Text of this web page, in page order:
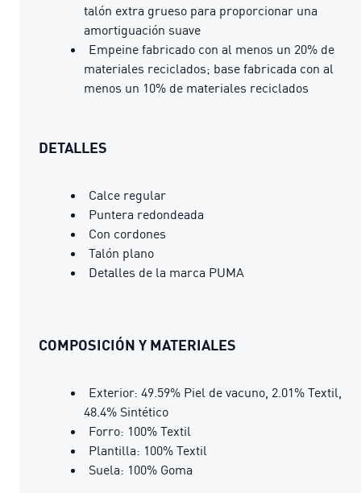
talón extra grueso para proporcionar una
amortiguación suave
Empeine fabricado con al menos un 20% de
materiales reciclados; base fabricada con al
menos un 10% de materiales reciclados
DETALLES
Calce regular
Puntera redondeada
Con cordones
Talón plano
Detalles de la marca PUMA
COMPOSICIÓN Y MATERIALES
Exterior: 49.59% Piel de vacuno, 2.01% Textil,
48.4% Sintético
Forro: 100% Textil
Plantilla: 100% Textil
Suela: 100% Goma